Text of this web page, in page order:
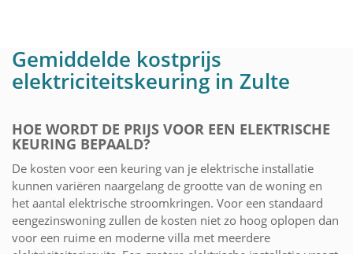
Gemiddelde kostprijs
elektriciteitskeuring in Zulte
HOE WORDT DE PRIJS VOOR EEN ELEKTRISCHE
KEURING BEPAALD?
De kosten voor een keuring van je elektrische installatie
kunnen variëren naargelang de grootte van de woning en
het aantal elektrische stroomkringen. Voor een standaard
eengezinswoning zullen de kosten niet zo hoog oplopen dan
voor een ruime en moderne villa met meerdere